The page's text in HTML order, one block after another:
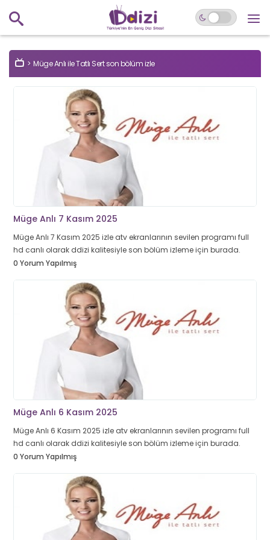
Müge Anlı ile Tatlı Sert son bölüm izle
Müge Anlı 7 Kasım 2025
Müge Anlı 7 Kasım 2025 izle atv ekranlarının sevilen programı full
hd canlı olarak ddizi kalitesiyle son bölüm izleme için burada.
0 Yorum Yapılmış
Müge Anlı 6 Kasım 2025
Müge Anlı 6 Kasım 2025 izle atv ekranlarının sevilen programı full
hd canlı olarak ddizi kalitesiyle son bölüm izleme için burada.
0 Yorum Yapılmış